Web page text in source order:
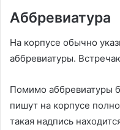
Аббревиатура
На корпусе обычно
аббревиатуры.
Помимо аббревиатуры
пишут на корпусе
такая надпись